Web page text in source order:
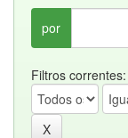
por
Filtros correntes: